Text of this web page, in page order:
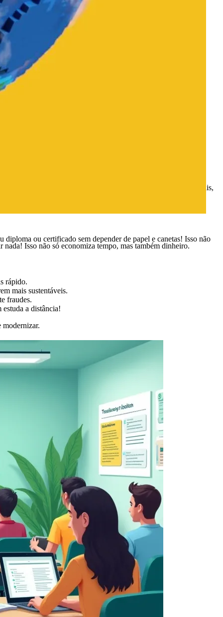
Isso não só economiza tempo, mas também dinheiro.
entender melhor sobre a validade jurídica das assinaturas digitais,
ou certificado sem depender de papel e canetas! Isso não
rápido.
mais sustentáveis.
fraudes.
a distância!
modernizar.